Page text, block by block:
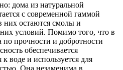
дома из натуральной
с современной гаммой
них остаются смолы и
условий. Помимо того, что в
по прочности и добротности
обеспечивается
воде и используется для